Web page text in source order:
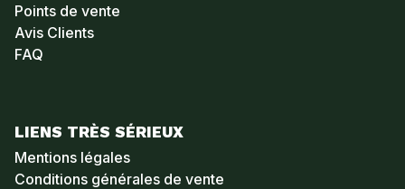
Points de vente
Avis Clients
FAQ
LIENS TRÈS SÉRIEUX
Mentions légales
Conditions générales de vente